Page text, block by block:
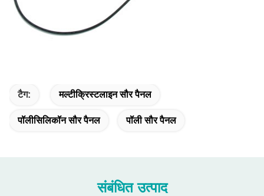
टैग: मल्टीक्रिस्टलाइन सौर पैनल
पॉलीसिलिकॉन सौर पैनल पॉली सौर पैनल
संबंधित उत्पाद